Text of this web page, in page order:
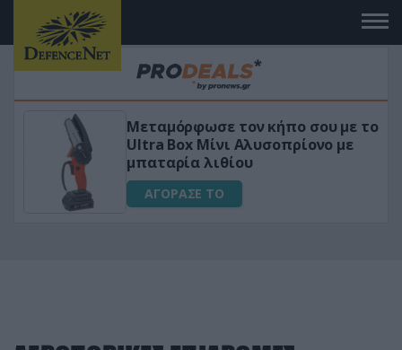
Μεταμόρφωσε τον κήπο σου με το
Ultra Box Μίνι Αλυσοπρίονο με
μπαταρία λιθίου
ΑΓΟΡΑΣΕ ΤΟ